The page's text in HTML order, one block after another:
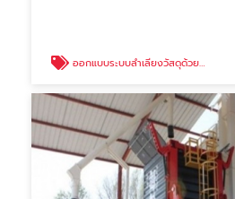
ออกแบบระบบลำเลียงวัสดุด้วยลม